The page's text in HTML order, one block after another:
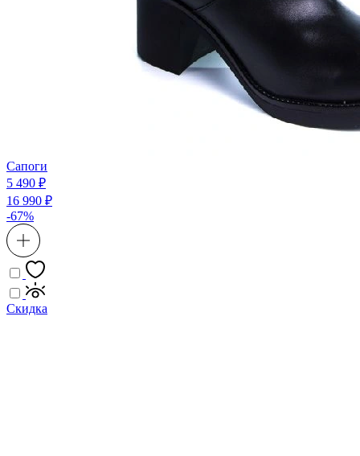
Сапоги
5 490 ₽
16 990 ₽
-67%
Скидка